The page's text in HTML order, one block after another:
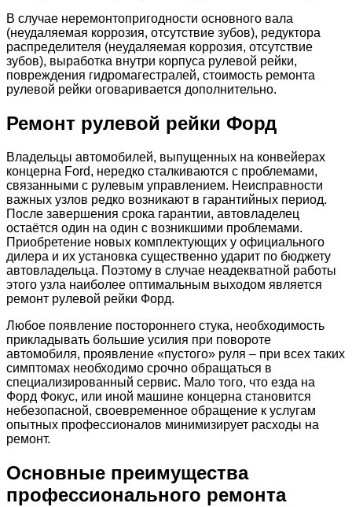
В случае неремонтопригодности основного вала
(неудаляемая коррозия, отсутствие зубов), редуктора
распределителя (неудаляемая коррозия, отсутствие
зубов), выработка внутри корпуса рулевой рейки,
повреждения гидромагестралей, стоимость ремонта
рулевой рейки оговаривается дополнительно.
Ремонт рулевой рейки Форд
Владельцы автомобилей, выпущенных на конвейерах
концерна Ford, нередко сталкиваются с проблемами,
связанными с рулевым управлением. Неисправности
важных узлов редко возникают в гарантийных период.
После завершения срока гарантии, автовладелец
остаётся один на один с возникшими проблемами.
Приобретение новых комплектующих у официального
дилера и их установка существенно ударит по бюджету
автовладельца. Поэтому в случае неадекватной работы
этого узла наиболее оптимальным выходом является
ремонт рулевой рейки Форд.
Любое появление постороннего стука, необходимость
прикладывать большие усилия при повороте
автомобиля, проявление «пустого» руля – при всех таких
симптомах необходимо срочно обращаться в
специализированный сервис. Мало того, что езда на
Форд Фокус, или иной машине концерна становится
небезопасной, своевременное обращение к услугам
опытных профессионалов минимизирует расходы на
ремонт.
Основные преимущества
профессионального ремонта